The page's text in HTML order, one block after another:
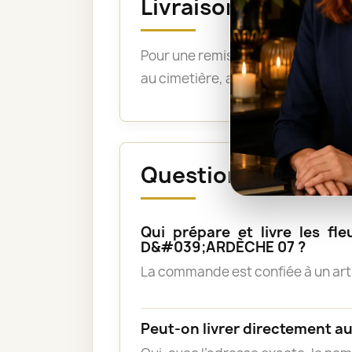
Livraison au
Pour une remise directe sur le
au cimetière, ajoutez le nom du
Questions
Qui prépare et livre les fleurs
D&#039;ARDÈCHE 07 ?
La commande est confiée à un
Peut-on livrer directement